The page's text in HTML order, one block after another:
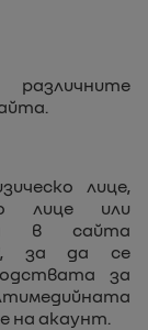
лице,
лице или
в сайта
за да се
за
на акаунт.